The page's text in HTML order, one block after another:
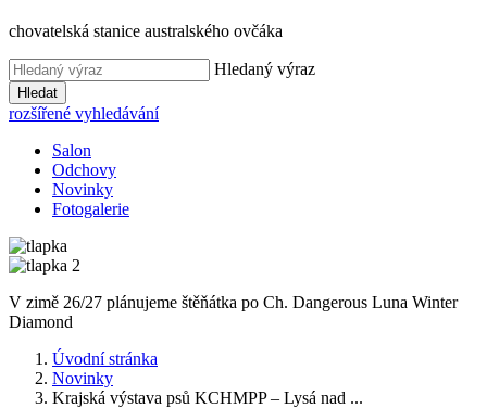
chovatelská stanice australského ovčáka
Hledaný výraz
Hledat
rozšířené vyhledávání
Salon
Odchovy
Novinky
Fotogalerie
V zimě 26/27 plánujeme štěňátka po Ch. Dangerous Luna Winter
Diamond
Úvodní stránka
Novinky
Krajská výstava psů KCHMPP – Lysá nad ...